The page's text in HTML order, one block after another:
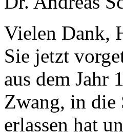
Vielen Dank,
Sie jetzt
aus dem Jahr
Zwang, in die
erlassen hat